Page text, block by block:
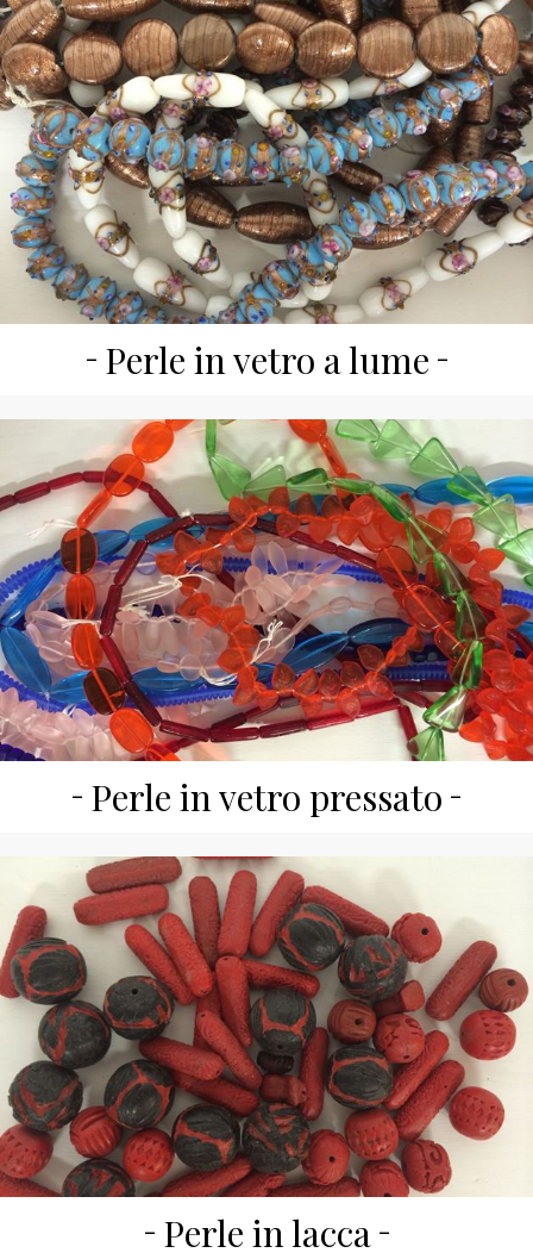
Perle in vetro a lume
Perle in vetro pressato
Perle in lacca